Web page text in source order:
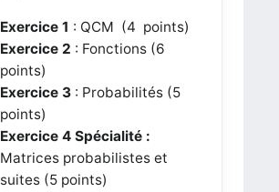
Exercice 1 : QCM (4 points)
Exercice 2 : Fonctions (6
points)
Exercice 3: Probabilités (5
points)
Exercice 4 Spécialité :
Matrices probabilistes et
suites (5 points)